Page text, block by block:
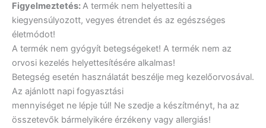
Figyelmeztetés:A termék nem helyettesíti a
kiegyensúlyozott, vegyes étrendet és az egészséges
életmódot!
A termék nem gyógyít betegségeket! A termék nem az
orvosi kezelés helyettesítésére alkalmas!
Betegség esetén használatát beszélje meg kezelőorvosával.
Az ajánlott napi fogyasztási
mennyiséget ne lépje túl! Ne szedje a készítményt, ha az
összetevők bármelyikére érzékeny vagy allergiás!